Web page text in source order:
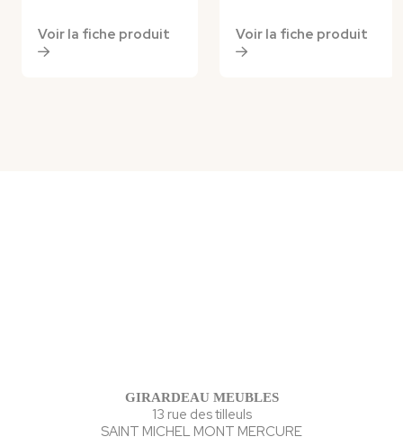
Voir la fiche produit Voir la fiche produit
GIRARDEAU MEUBLES
13 rue des tilleuls
SAINT MICHEL MONT MERCURE